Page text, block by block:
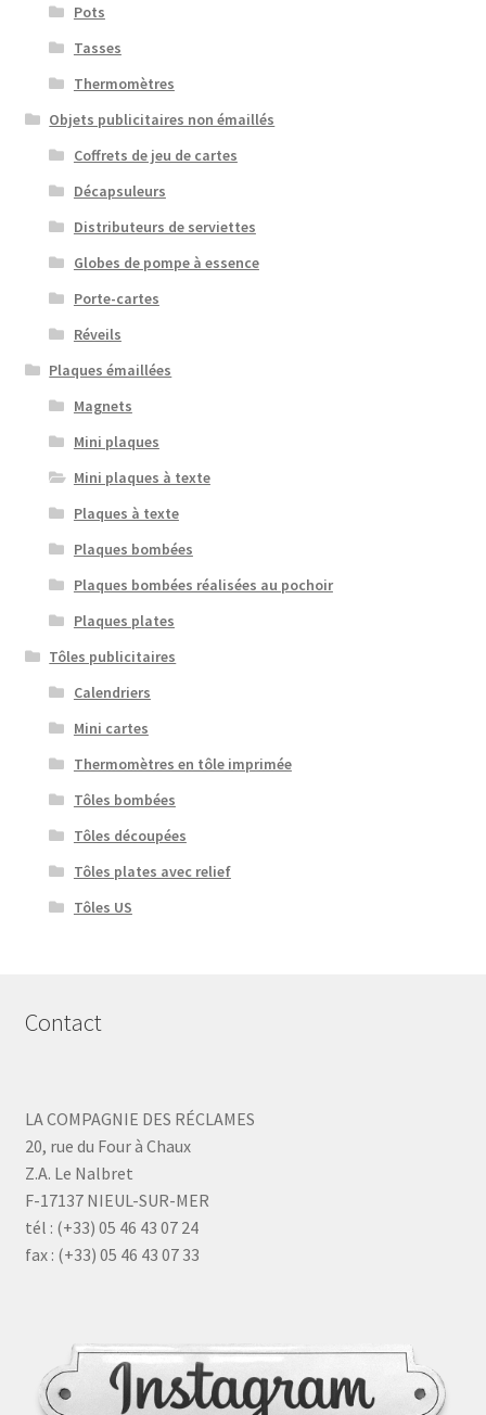
Pots
Tasses
Thermomètres
Objets publicitaires non émaillés
Coffrets de jeu de cartes
Décapsuleurs
Distributeurs de serviettes
Globes de pompe à essence
Porte-cartes
Réveils
Plaques émaillées
Magnets
Mini plaques
Mini plaques à texte
Plaques à texte
Plaques bombées
Plaques bombées réalisées au pochoir
Plaques plates
Tôles publicitaires
Calendriers
Mini cartes
Thermomètres en tôle imprimée
Tôles bombées
Tôles découpées
Tôles plates avec relief
Tôles US
Contact
LA COMPAGNIE DES RÉCLAMES
20, rue du Four à Chaux
Z.A. Le Nalbret
F-17137 NIEUL-SUR-MER
tél : (+33) 05 46 43 07 24
fax : (+33) 05 46 43 07 33